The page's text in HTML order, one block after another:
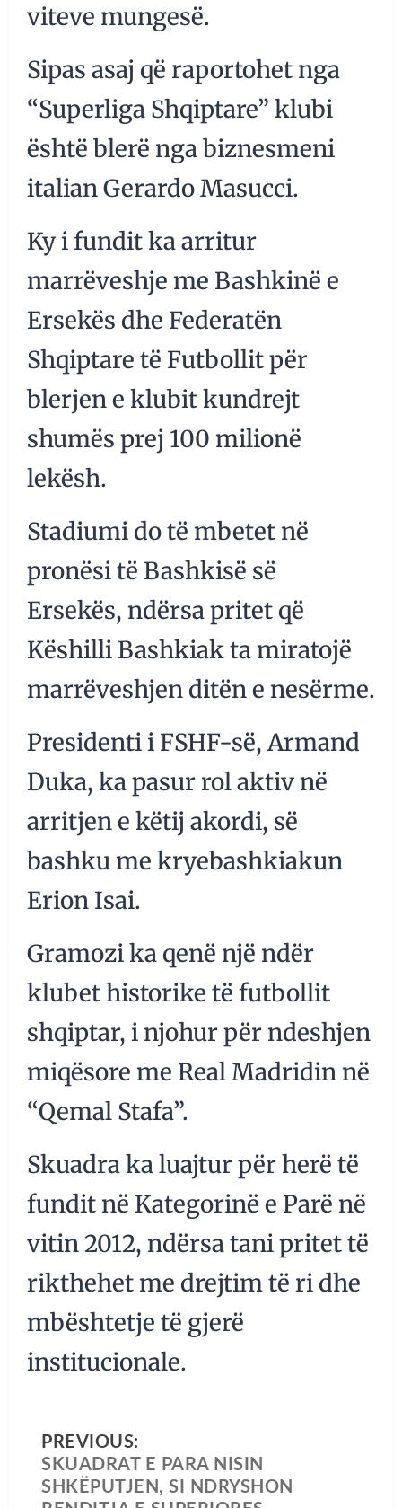
viteve mungesë.
Sipas asaj që raportohet nga
“Superliga Shqiptare” klubi
është blerë nga biznesmeni
italian Gerardo Masucci.
Ky i fundit ka arritur
marrëveshje me Bashkinë e
Ersekës dhe Federatën
Shqiptare të Futbollit për
blerjen e klubit kundrejt
shumës prej 100 milionë
lekësh.
Stadiumi do të mbetet në
pronësi të Bashkisë së
Ersekës, ndërsa pritet që
Këshilli Bashkiak ta miratojë
marrëveshjen ditën e nesërme.
Presidenti i FSHF-së, Armand
Duka, ka pasur rol aktiv në
arritjen e këtij akordi, së
bashku me kryebashkiakun
Erion Isai.
Gramozi ka qenë një ndër
klubet historike të futbollit
shqiptar, i njohur për ndeshjen
miqësore me Real Madridin në
“Qemal Stafa”.
Skuadra ka luajtur për herë të
fundit në Kategorinë e Parë në
vitin 2012, ndërsa tani pritet të
rikthehet me drejtim të ri dhe
mbështetje të gjerë
institucionale.
PREVIOUS:
SKUADRAT E PARA NISIN
SHKËPUTJEN, SI NDRYSHON